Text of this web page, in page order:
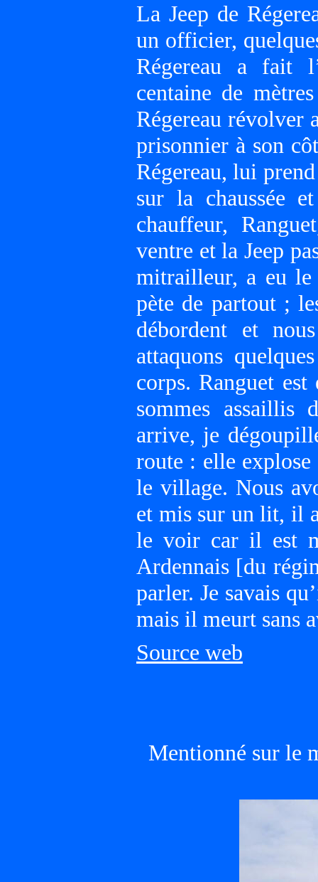
La Jeep de
un officier,
Régereau a fait
centaine de
Régereau révolver
prisonnier à son
Régereau, lui
sur la chaussée
chauffeur,
ventre et la Jeep
mitrailleur, a eu le
pète de partout ;
débordent et
attaquons
corps. Ranguet
sommes assaillis
arrive, je
route : elle explose
le village. Nous
et mis sur un lit, il
le voir car il est
Ardennais [du
parler. Je savais
mais il meurt sans
Source web
Mentionné sur le